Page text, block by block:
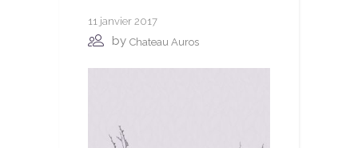
11 janvier 2017
by Chateau Auros